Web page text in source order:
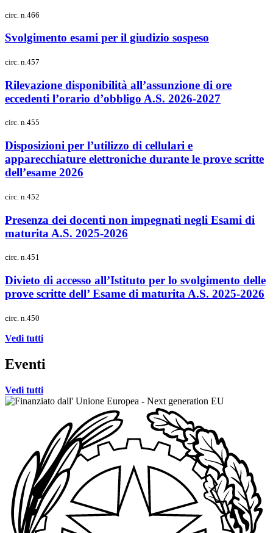
circ. n.466
Svolgimento esami per il giudizio sospeso
circ. n.457
Rilevazione disponibilità all’assunzione di ore
eccedenti l’orario d’obbligo A.S. 2026-2027
circ. n.455
Disposizioni per l’utilizzo di cellulari e
apparecchiature elettroniche durante le prove scritte
dell’esame 2026
circ. n.452
Presenza dei docenti non impegnati negli Esami di
maturita A.S. 2025-2026
circ. n.451
Divieto di accesso all’Istituto per lo svolgimento delle
prove scritte dell’ Esame di maturita A.S. 2025-2026
circ. n.450
Vedi tutti
Eventi
Vedi tutti